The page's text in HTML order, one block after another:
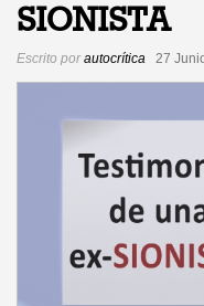
SIONISTA
Escrito porautocrítica 27